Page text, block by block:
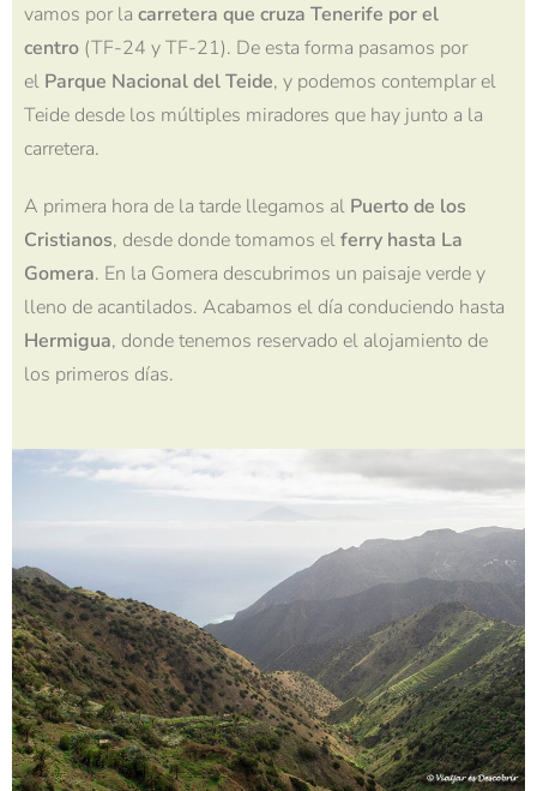
vamos por la carretera que cruza Tenerife por el
centro (TF-24 y TF-21). De esta forma pasamos por
el Parque Nacional del Teide, y podemos contemplar el
Teide desde los múltiples miradores que hay junto a la
carretera.
A primera hora de la tarde llegamos al Puerto de los
Cristianos, desde donde tomamos elferry hasta La
Gomera. En la Gomera descubrimos un paisaje verde y
lleno de acantilados. Acabamos el día conduciendo hasta
Hermigua, donde tenemos reservado el alojamiento de
los primeros días.